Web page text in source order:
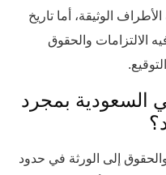
الوثيقة، أما تاريخ
الالتزامات والحقوق
السعودية بمجرد
والحقوق إلى الورثة في حدود